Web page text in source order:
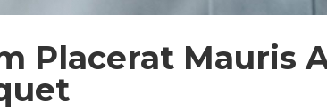
Placerat Mauris